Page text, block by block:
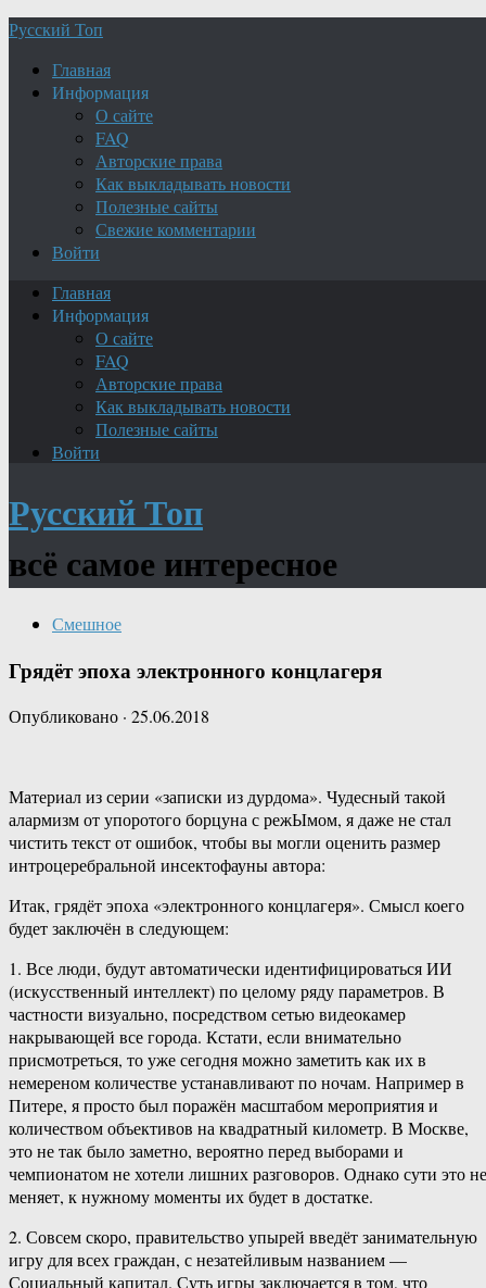
Русский Топ
Главная
Информация
О сайте
FAQ
Авторские права
Как выкладывать новости
Полезные сайты
Свежие комментарии
Войти
Главная
Информация
О сайте
FAQ
Авторские права
Как выкладывать новости
Полезные сайты
Войти
Русский Топ
всё самое интересное
Смешное
Грядёт эпоха электронного концлагеря
Опубликовано · 25.06.2018
Материал из серии «записки из дурдома». Чудесный такой
алармизм от упоротого борцуна с режЫмом, я даже не стал
чистить текст от ошибок, чтобы вы могли оценить размер
интроцеребральной инсектофауны автора:
Итак, грядёт эпоха «электронного концлагеря». Смысл коего
будет заключён в следующем:
1. Все люди, будут автоматически идентифицироваться ИИ
(искусственный интеллект) по целому ряду параметров. В
частности визуально, посредством сетью видеокамер
накрывающей все города. Кстати, если внимательно
присмотреться, то уже сегодня можно заметить как их в
немереном количестве устанавливают по ночам. Например в
Питере, я просто был поражён масштабом мероприятия и
количеством объективов на квадратный километр. В Москве,
это не так было заметно, вероятно перед выборами и
чемпионатом не хотели лишних разговоров. Однако сути это не
меняет, к нужному моменты их будет в достатке.
2. Совсем скоро, правительство упырей введёт занимательную
игру для всех граждан, с незатейливым названием —
Социальный капитал. Суть игры заключается в том, что